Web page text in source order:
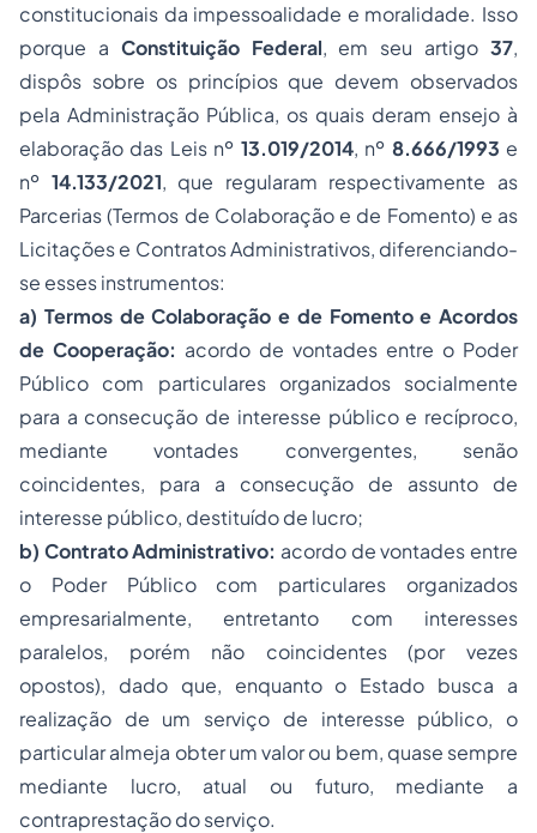
constitucionais da impessoalidade e moralidade. Isso
porque a Constituição Federal, em seu artigo37,
dispôs sobre os princípios que devem observados
pela Administração Pública, os quais deram ensejo à
elaboração das Leis nº 13.019/2014, nº 8.666/1993 e
nº 14.133/2021, que regularam respectivamente as
Parcerias (Termos de Colaboração e de Fomento) e as
Licitações e Contratos Administrativos, diferenciando-
se esses instrumentos:
a) Termos de Colaboração e de Fomento e Acordos
de Cooperação: acordo de vontades entre o Poder
Público com particulares organizados socialmente
para a consecução de interesse público e recíproco,
mediante vontades convergentes, senão
coincidentes, para a consecução de assunto de
interesse público, destituído de lucro;
b) Contrato Administrativo: acordo de vontades entre
o Poder Público com particulares organizados
empresarialmente, entretanto com interesses
paralelos, porém não coincidentes(por vezes
opostos), dado que, enquanto o Estado busca a
realização de um serviço de interesse público, o
particular almeja obter um valor ou bem, quase sempre
mediante lucro, atual ou futuro, mediante a
contraprestação do serviço.